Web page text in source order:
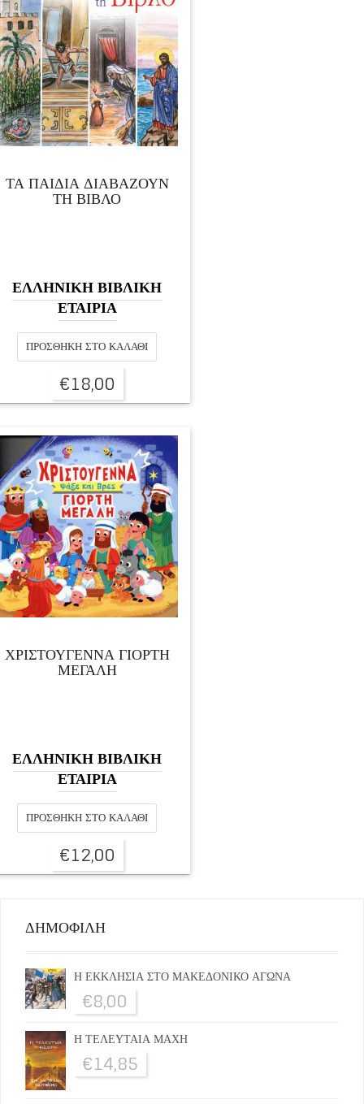
ΤΑ ΠΑΙΔΙΑ ΔΙΑΒΑΖΟΥΝ
ΤΗ ΒΙΒΛΟ
ΕΛΛΗΝΙΚΗ ΒΙΒΛΙΚΗ
ΕΤΑΙΡΙΑ
ΠΡΟΣΘΉΚΗ ΣΤΟ ΚΑΛΆΘΙ
€18,00
ΧΡΙΣΤΟΥΓΕΝΝΑ ΓΙΟΡΤΗ
ΜΕΓΑΛΗ
ΕΛΛΗΝΙΚΗ ΒΙΒΛΙΚΗ
ΕΤΑΙΡΙΑ
ΠΡΟΣΘΉΚΗ ΣΤΟ ΚΑΛΆΘΙ
€12,00
ΔΗΜΟΦΙΛΗ
Η ΕΚΚΛΗΣΙΑ ΣΤΟ ΜΑΚΕΔΟΝΙΚΟ ΑΓΩΝΑ
€8,00
Η ΤΕΛΕΥΤΑΙΑ ΜΑΧΗ
€14,85